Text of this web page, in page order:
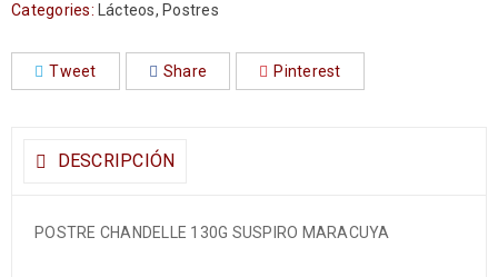
Categories: Lácteos, Postres
Tweet Share Pinterest
DESCRIPCIÓN
POSTRE CHANDELLE 130G SUSPIRO MARACUYA